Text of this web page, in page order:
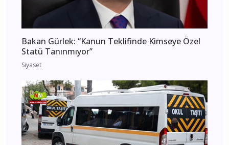
Bakan Gürlek: “Kanun Teklifinde Kimseye Özel
Statü Tanınmıyor”
Siyaset